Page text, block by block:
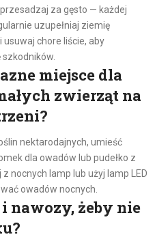
za gęsto — każdej
uzupełniaj ziemię
chore liście, aby
miejsce dla
zwierząt na
nektarodajnych, umieść
dla owadów lub pudełko z
nocnych lamp lub użyj lamp LED
owadów nocnych.
i nawozy, żeby nie